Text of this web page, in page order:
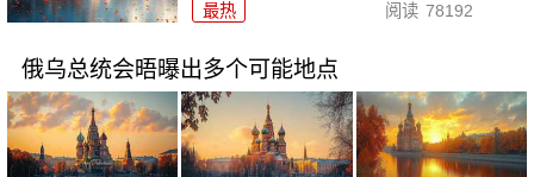
最热 阅读 78192
俄乌总统会晤曝出多个可能地点